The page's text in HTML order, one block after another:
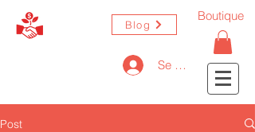
Blog
Se connecter
Boutique
Post